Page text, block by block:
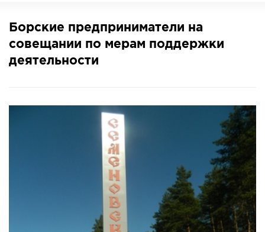
НОВОСТИ
СПРАВОЧНИК
АФИША
ГОЛОСОВАНИЯ
ПРЕДЛОЖИТЬ НОВОСТЬ
Борские предприниматели на
совещании по мерам поддержки
деятельности